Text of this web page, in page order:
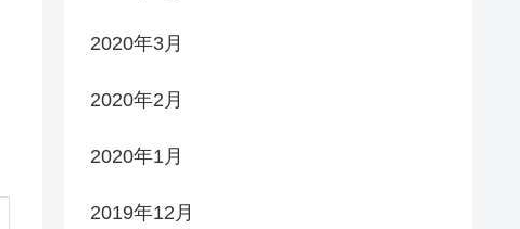
2020年3月
2020年2月
2020年1月
2019年12月